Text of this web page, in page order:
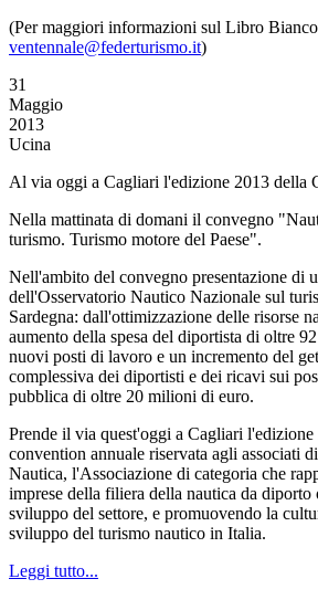
(Per maggiori informazioni sul Libro
ventennale@federturismo.it)
31
Maggio
2013
Ucina
Al via oggi a Cagliari l'edizione 2013 della
Nella mattinata di domani il convegno
turismo. Turismo motore del Paese".
Nell'ambito del convegno presentazione di
dell'Osservatorio Nautico Nazionale sul
Sardegna: dall'ottimizzazione delle risorse
aumento della spesa del diportista di oltre
nuovi posti di lavoro e un incremento del
complessiva dei diportisti e dei ricavi sui
pubblica di oltre 20 milioni di euro.
Prende il via quest'oggi a Cagliari l'edizione
convention annuale riservata agli associati
Nautica, l'Associazione di categoria che
imprese della filiera della nautica da diporto
sviluppo del settore, e promuovendo la
sviluppo del turismo nautico in Italia.
Leggi tutto...